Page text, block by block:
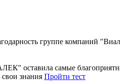
группе компаний
оставила самые
знания Пройти тест